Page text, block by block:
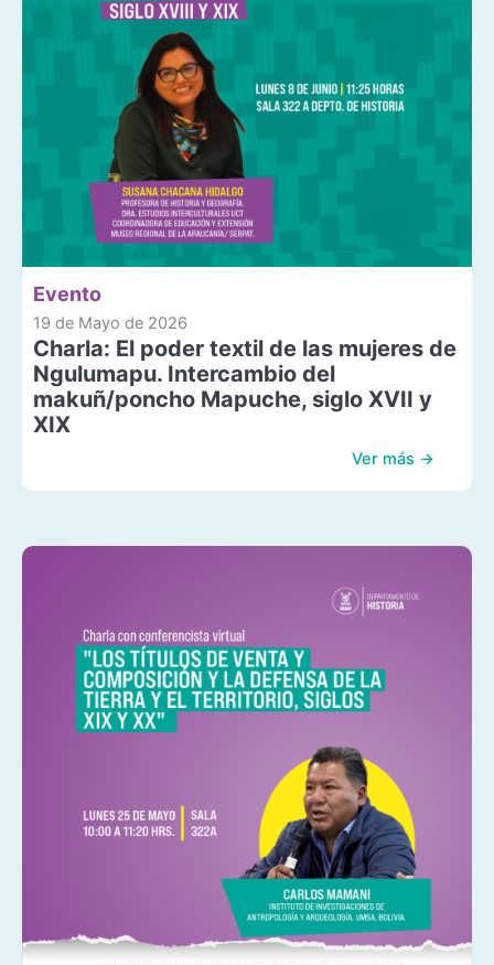
Evento
19 de Mayo de 2026
Charla: El poder textil de las mujeres de
Ngulumapu. Intercambio del
makuñ/poncho Mapuche, siglo XVII y
XIX
Ver más →